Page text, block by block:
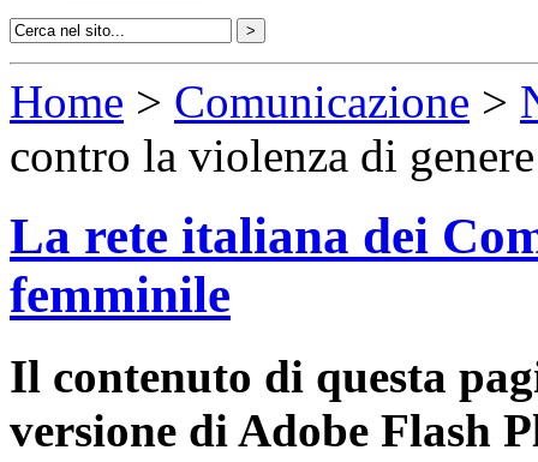
Home > Comunicazione >
contro la violenza di genere
La rete italiana dei
femminile
Il contenuto di questa
versione di Adobe Flash